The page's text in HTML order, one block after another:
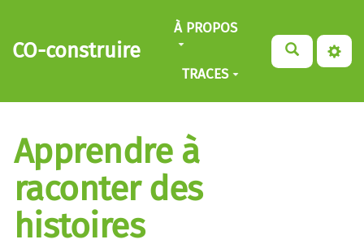
Aller au contenu principal
CO-construire
À PROPOS
TRACES
Apprendre à
raconter des
histoires